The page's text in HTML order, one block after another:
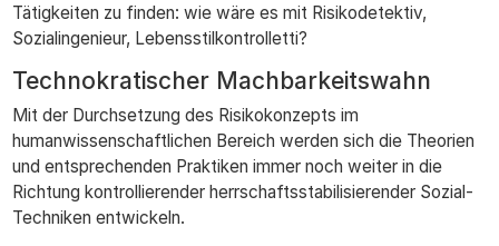
Tätigkeiten zu finden: wie wäre es mit Risikodetektiv,
Sozialingenieur, Lebensstilkontrolletti?
Technokratischer Machbarkeitswahn
Mit der Durchsetzung des Risikokonzepts im
humanwissenschaftlichen Bereich werden sich die Theorien
und entsprechenden Praktiken immer noch weiter in die
Richtung kontrollierender herrschaftsstabilisierender Sozial-
Techniken entwickeln.